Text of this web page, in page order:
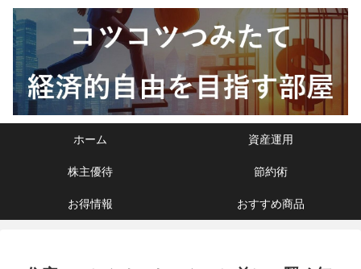
ホーム 資産運用
株主優待 節約術
お得情報 おすすめ商品